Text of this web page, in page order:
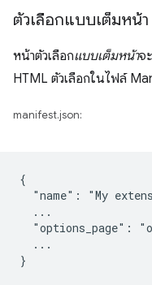
ตัวเลือกแบบเต็มหน้า
หน้าตัวเลือกแบบเต็มหน้าจ
HTML ตัวเลือกในไฟล์
manifest.json:
{
"name": "My
  ...
"options_page":
  ...